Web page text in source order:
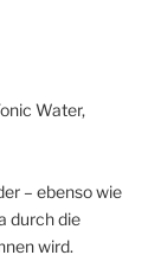
Water,
– ebenso wie
durch die
wird.